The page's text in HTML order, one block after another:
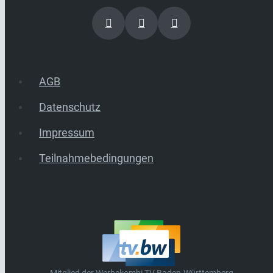
AGB
Datenschutz
Impressum
Teilnahmebedingungen